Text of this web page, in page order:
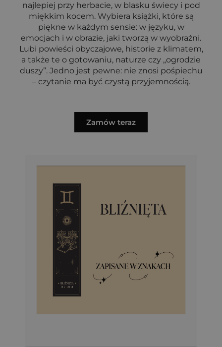
najlepiej przy herbacie, w blasku świecy i pod
miękkim kocem. Wybiera książki, które są
piękne w każdym sensie: w języku, w
emocjach i w obrazie, jaki tworzą w wyobraźni.
Lubi powieści obyczajowe, historie z klimatem,
a także te o gotowaniu, naturze czy „ogrodzie
duszy”. Jedno jest pewne: nie znosi pośpiechu
– czytanie ma być czystą przyjemnością.
Zamów teraz